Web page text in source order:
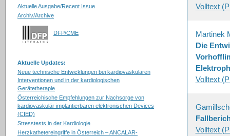
Aktuelle Ausgabe/Recent Issue
Archiv/Archive
DFP/CME
Aktuelle Updates:
Neue technische Entwicklungen bei kardiovaskulären
Interventionen und in der kardiologischen
Gerätetherapie
Österreichische Empfehlungen zur Nachsorge von
kardiovaskulär implantierbaren elektronischen Devices
(CIED)
Stresstests in der Kardiologie
Herzkathetereingriffe in Österreich – ANCALAR-
Volltext
Martinek
Die
Volltext
Volltext